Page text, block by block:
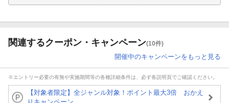
関連するクーポン・キャンペーン(10件)
開催中のキャンペーンをもっと見る
※エントリー必要の有無や実施期間等の各種詳細条件は、必ず各説明頁でご確認ください。
【対象者限定】全ジャンル対象！ポイント最大3倍 おかえ